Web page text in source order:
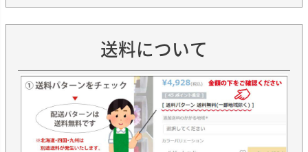
送料について